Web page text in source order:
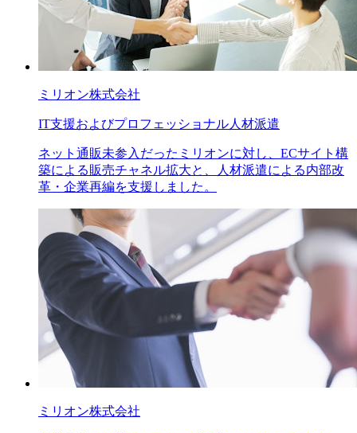
ミリオン株式会社
IT支援およびプロフェッショナル人材派遣
ネット通販未参入だったミリオンに対し、ECサイト構
築による販売チャネル拡大と、人材派遣による内部改
革・企業再編を支援しました。
ミリオン株式会社